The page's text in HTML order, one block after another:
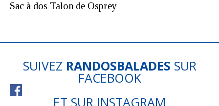
Sac à dos Talon de Osprey
SUIVEZ RANDOSBALADES SUR
FACEBOOK
ET SUR INSTAGRAM